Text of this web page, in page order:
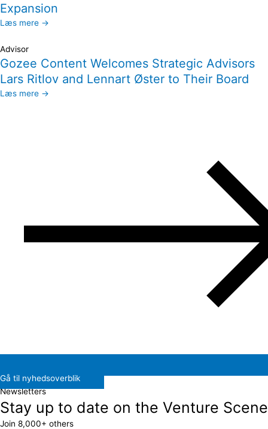
Expansion
Læs mere →
Advisor
Gozee Content Welcomes Strategic Advisors
Lars Ritlov and Lennart Øster to Their Board
Læs mere →
Gå til nyhedsoverblik
Newsletters
Stay up to date on the Venture Scene
Join 8,000+ others